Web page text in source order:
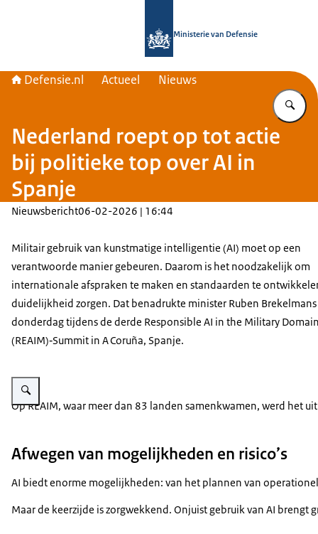
Ministerie van Defensie
Defensie.nl Actueel Nieuws
Nederland roept op tot actie
bij politieke top over AI in
Spanje
Nieuwsbericht06-02-2026 | 16:44
Militair gebruik van kunstmatige intelligentie (AI) moet op een
verantwoorde manier gebeuren. Daarom is het noodzakelijk om
internationale afspraken te maken en standaarden te
duidelijkheid zorgen. Dat benadrukte minister Ruben Brekelmans
donderdag tijdens de derde Responsible AI in the Military
(REAIM)‑Summit in A Coruña, Spanje.
Vergroot afbeelding Minister Brekelmans staat op het podium en houdt
Op REAIM, waar meer dan 83 landen samenkwamen, werd het
Afwegen van mogelijkheden en risico’s
AI biedt enorme mogelijkheden: van het plannen van
Maar de keerzijde is zorgwekkend. Onjuist gebruik van AI